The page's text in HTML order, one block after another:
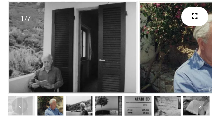
Nombres d'images
1/7 Plein
Image précédente